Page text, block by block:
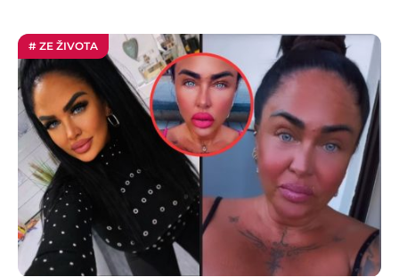
# ZE ŽIVOTA